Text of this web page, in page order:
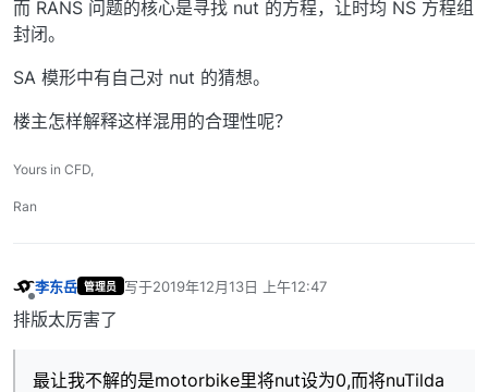
而 RANS 问题的核心是寻找 nut 的方程，让时均 NS 方程组
封闭。
SA 模形中有自己对 nut 的猜想。
楼主怎样解释这样混用的合理性呢？
Yours in CFD,
Ran
李东岳 管理员 写于2019年12月13日 上午12:47
最后由 编辑
排版太厉害了
最让我不解的是motorbike里将nut设为0,而将nuTilda